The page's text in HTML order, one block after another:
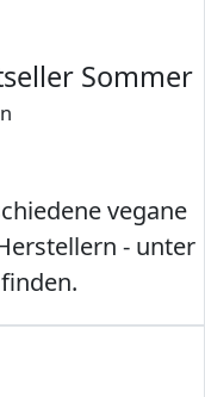
Sommer
vegane
- unter